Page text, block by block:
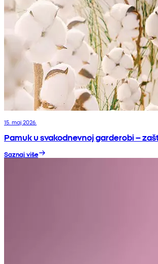
15. maj 2026.
Pamuk u svakodnevnoj garderobi –
Saznaj više